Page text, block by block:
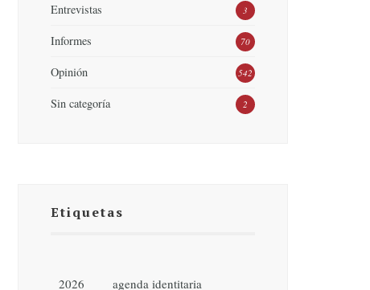
Entrevistas 3
Informes 70
Opinión 542
Sin categoría 2
Etiquetas
2026 agenda identitaria